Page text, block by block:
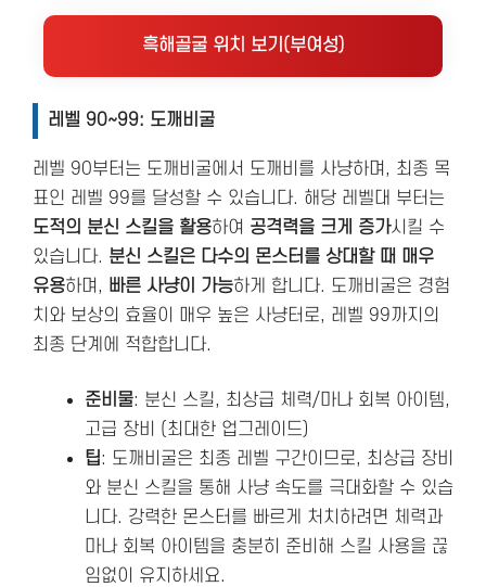
흑해골굴 위치 보기(부여성)
레벨 90~99: 도깨비굴
레벨 90부터는 도깨비굴에서 도깨비를 사냥하며, 최종 목
표인 레벨 99를 달성할 수 있습니다. 해당 레벨대 부터는
도적의 분신 스킬을 활용하여 공격력을 크게 증가시킬 수
있습니다. 분신 스킬은 다수의 몬스터를 상대할 때 매우
유용하며, 빠른 사냥이 가능하게 합니다. 도깨비굴은 경험
치와 보상의 효율이 매우 높은 사냥터로, 레벨 99까지의
최종 단계에 적합합니다.
준비물: 분신 스킬, 최상급 체력/마나 회복 아이템,
고급 장비 (최대한 업그레이드)
팁: 도깨비굴은 최종 레벨 구간이므로, 최상급 장비
와 분신 스킬을 통해 사냥 속도를 극대화할 수 있습
니다. 강력한 몬스터를 빠르게 처치하려면 체력과
마나 회복 아이템을 충분히 준비해 스킬 사용을 끊
임없이 유지하세요.